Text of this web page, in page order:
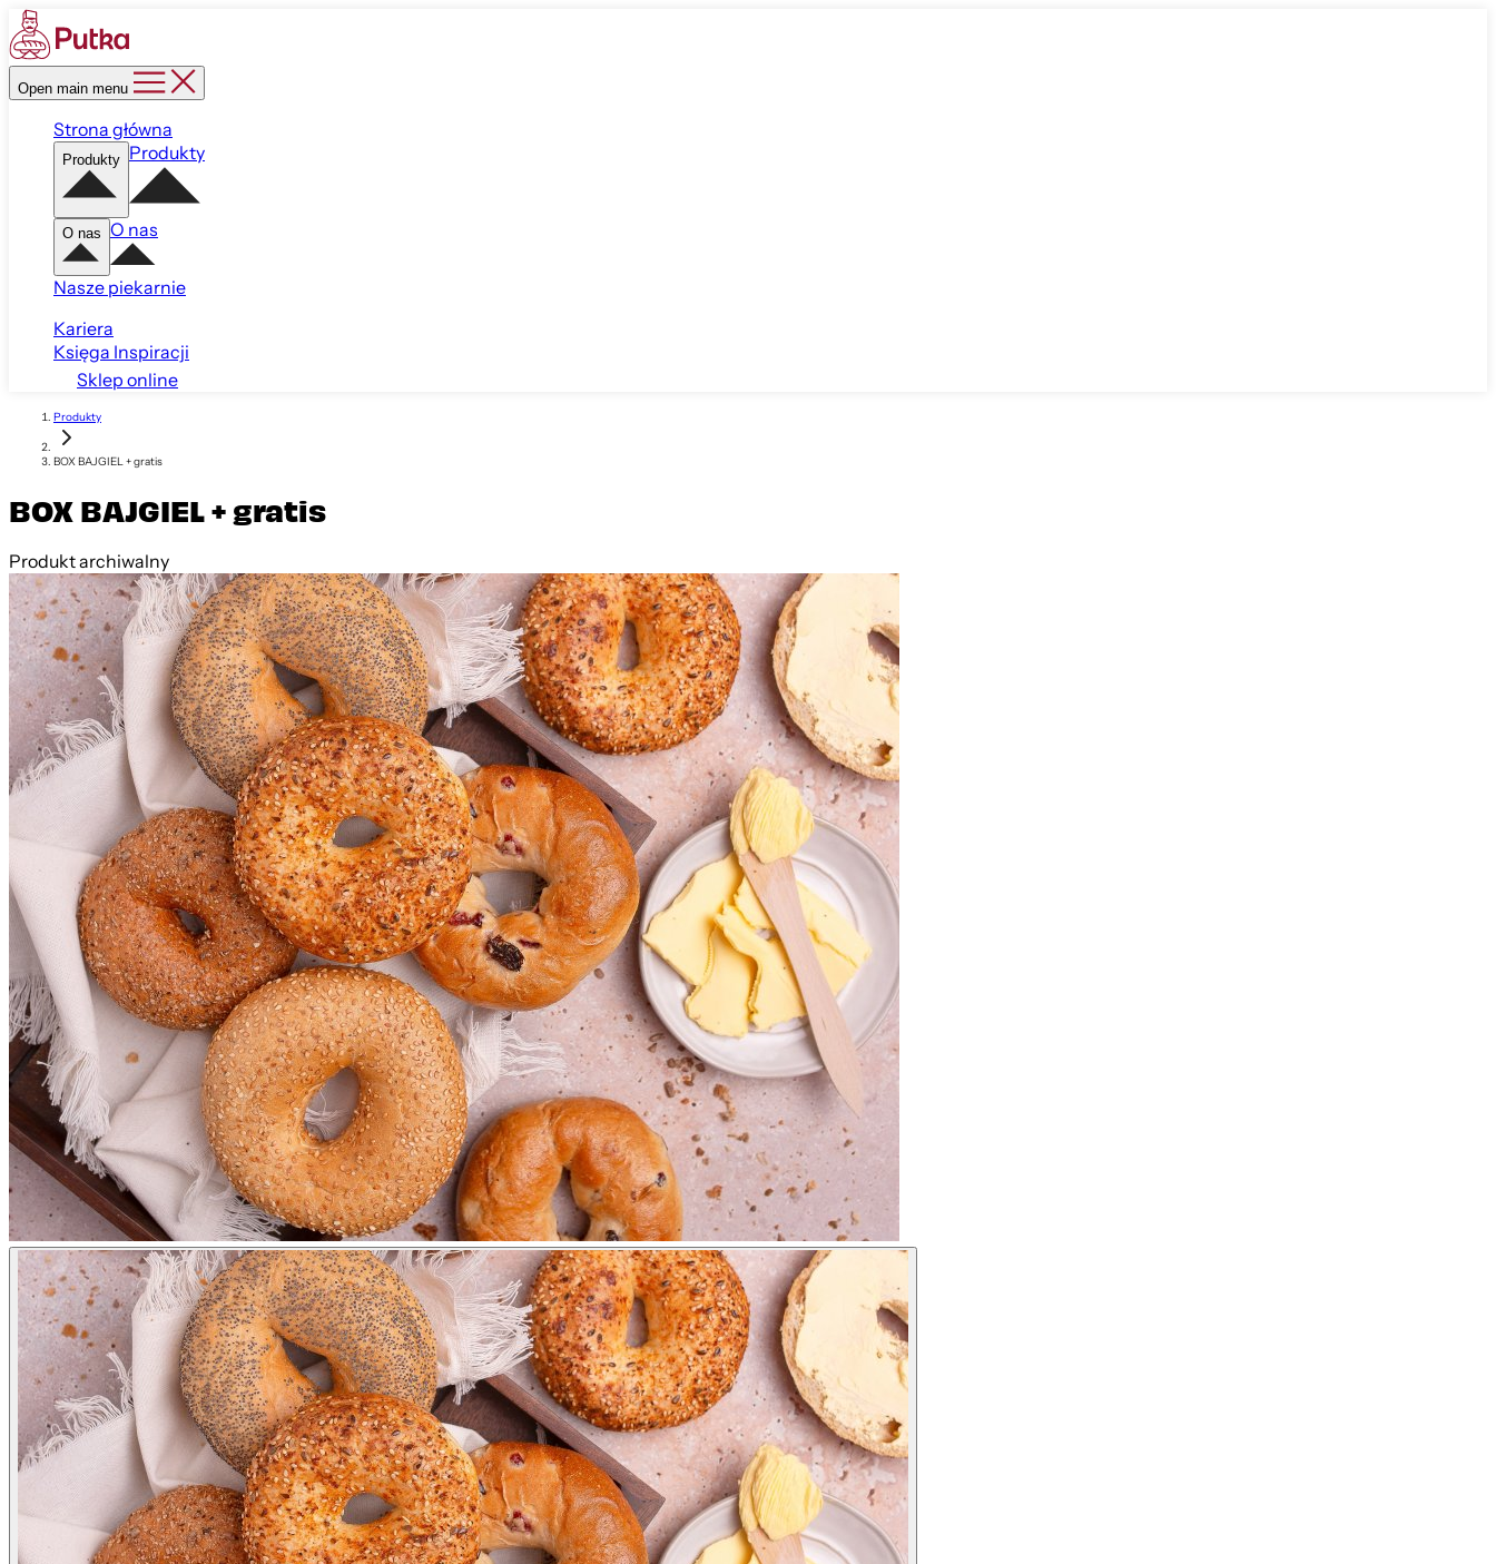
Open main menu
Strona główna
Produkty Produkty
O nas O nas
Nasze piekarnie
Kariera
Księga Inspiracji
Sklep online
Produkty
BOX BAJGIEL + gratis
BOX BAJGIEL + gratis
Produkt archiwalny